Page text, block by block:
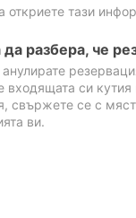
откриете тази
да разбера, че
входящата си
свържете се с
ви.